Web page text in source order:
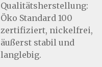
Qualitätsherstellung:
Öko Standard 100
zertifiziert, nickelfrei,
äußerst stabil und
langlebig.